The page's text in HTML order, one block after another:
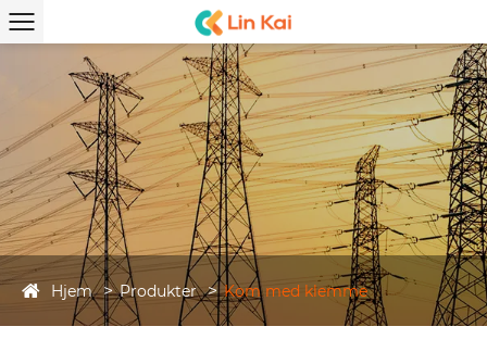
Hjem Produkter Kom med klemme